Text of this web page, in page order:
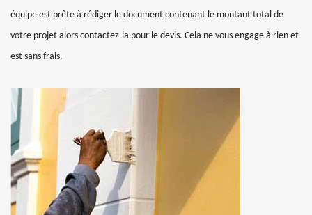
équipe est prête à rédiger le document contenant le montant total de
votre projet alors contactez-la pour le devis. Cela ne vous engage à rien et
est sans frais.